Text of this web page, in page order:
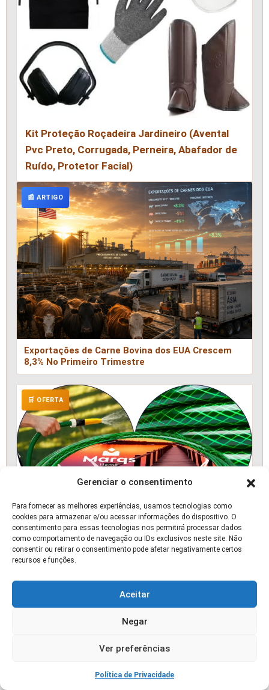
Gerenciar o consentimento
Para fornecer as melhores experiências, usamos tecnologias como
cookies para armazenar e/ou acessar informações do dispositivo. O
consentimento para essas tecnologias nos permitirá processar dados
como comportamento de navegação ou IDs exclusivos neste site. Não
consentir ou retirar o consentimento pode afetar negativamente certos
recursos e funções.
Aceitar
Negar
Ver preferências
Política de Privacidade
Kit Proteção Roçadeira Jardineiro (Avental
Pvc Preto, Corrugada, Perneira, Abafador de
Ruído, Protetor Facial)
📰 ARTIGO
Exportações de Carne Bovina dos EUA Crescem
8,3% No Primeiro Trimestre
🛒 OFERTA